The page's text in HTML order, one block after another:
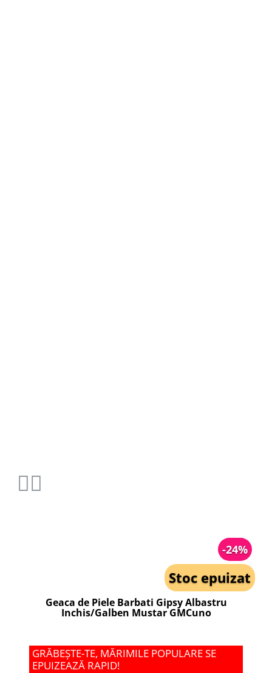
-24%
Stoc epuizat
Geaca de Piele Barbati Gipsy Albastru
Inchis/Galben Mustar GMCuno
GRĂBEȘTE-TE, MĂRIMILE POPULARE SE
EPUIZEAZĂ RAPID!